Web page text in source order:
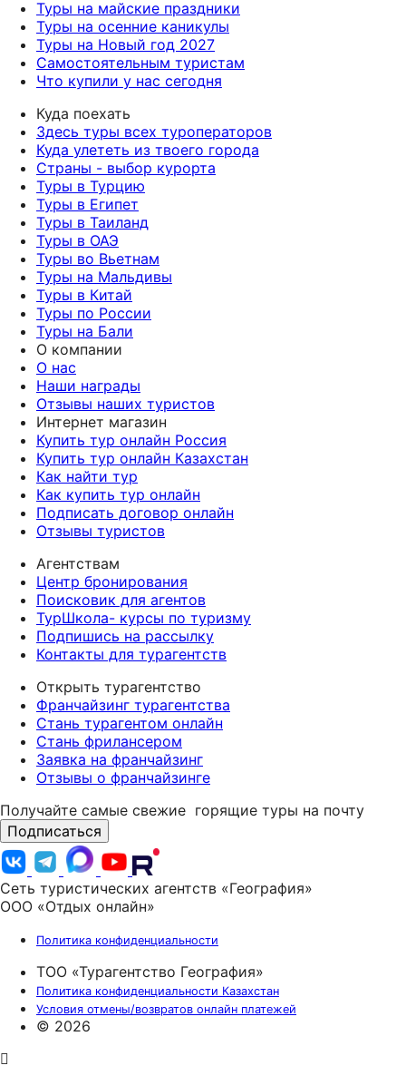
Туры на майские праздники
Туры на осенние каникулы
Туры на Новый год 2027
Самостоятельным туристам
Что купили у нас сегодня
Куда поехать
Здесь туры всех туроператоров
Куда улететь из твоего города
Страны - выбор курорта
Туры в Турцию
Туры в Египет
Туры в Таиланд
Туры в ОАЭ
Туры во Вьетнам
Туры на Мальдивы
Туры в Китай
Туры по России
Туры на Бали
О компании
О нас
Наши награды
Отзывы наших туристов
Интернет магазин
Купить тур онлайн Россия
Купить тур онлайн Казахстан
Как найти тур
Как купить тур онлайн
Подписать договор онлайн
Отзывы туристов
Агентствам
Центр бронирования
Поисковик для агентов
ТурШкола- курсы по туризму
Подпишись на рассылку
Контакты для турагентств
Открыть турагентство
Франчайзинг турагентства
Стань турагентом онлайн
Стань фрилансером
Заявка на франчайзинг
Отзывы о франчайзинге
Получайте самые свежие горящие туры на почту
Подписаться
Сеть туристических агентств «География»
ООО «Отдых онлайн»
Политика конфиденциальности
ТОО «Турагентство География»
Политика конфиденциальности Казахстан
Условия отмены/возвратов онлайн платежей
© 2026